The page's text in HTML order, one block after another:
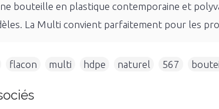
bouteille en plastique contemporaine et
La Multi convient parfaitement pour les
flacon multi hdpe naturel 567